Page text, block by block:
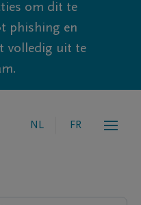
om dit te
phishing en
volledig uit te
NL FR